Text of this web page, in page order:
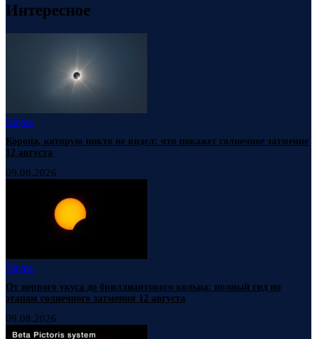
Интересное
Наука
Корона, которую никто не видел: что покажет солнечное затмение
12 августа
09.08.2026
Наука
От первого укуса до бриллиантового кольца: полный гид по
этапам солнечного затмения 12 августа
09.08.2026